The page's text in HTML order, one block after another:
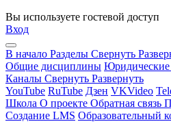
Вы используете гостевой доступ
Вход
В начало Разделы Свернуть
Общие дисциплины
Каналы Свернуть Развернуть
YouTube RuTube Дзен VKVideo
Школа О проекте Обратная связь
Создание LMS Образовательный